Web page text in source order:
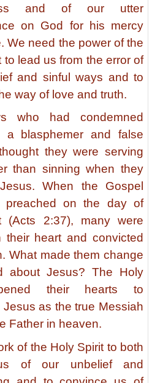
and of our utter
on God for his mercy
We need the power of the
to lead us from the error of
and sinful ways and to
way of love and truth.
who had condemned
a blasphemer and false
they were serving
than sinning when they
When the Gospel
preached on the day of
(Acts 2:37), many were
their heart and convicted
What made them change
about Jesus? The Holy
their hearts to
Jesus as the true Messiah
Father in heaven.
of the Holy Spirit to both
of our unbelief and